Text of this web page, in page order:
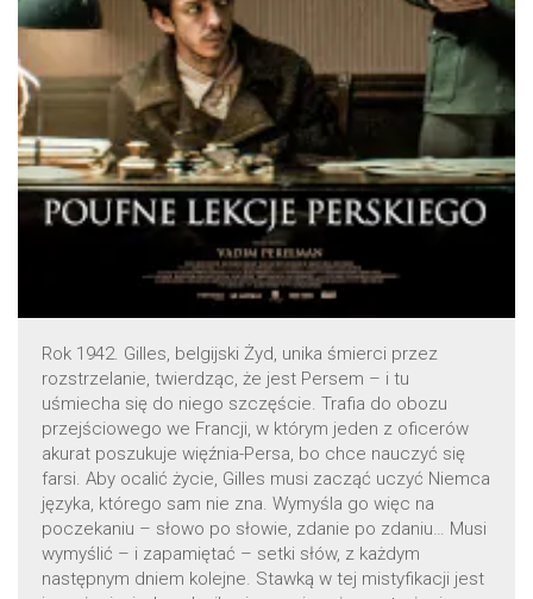
Rok 1942. Gilles, belgijski Żyd, unika śmierci przez
rozstrzelanie, twierdząc, że jest Persem – i tu
uśmiecha się do niego szczęście. Trafia do obozu
przejściowego we Francji, w którym jeden z oficerów
akurat poszukuje więźnia-Persa, bo chce nauczyć się
farsi. Aby ocalić życie, Gilles musi zacząć uczyć Niemca
języka, którego sam nie zna. Wymyśla go więc na
poczekaniu – słowo po słowie, zdanie po zdaniu… Musi
wymyślić – i zapamiętać – setki słów, z każdym
następnym dniem kolejne. Stawką w tej mistyfikacji jest